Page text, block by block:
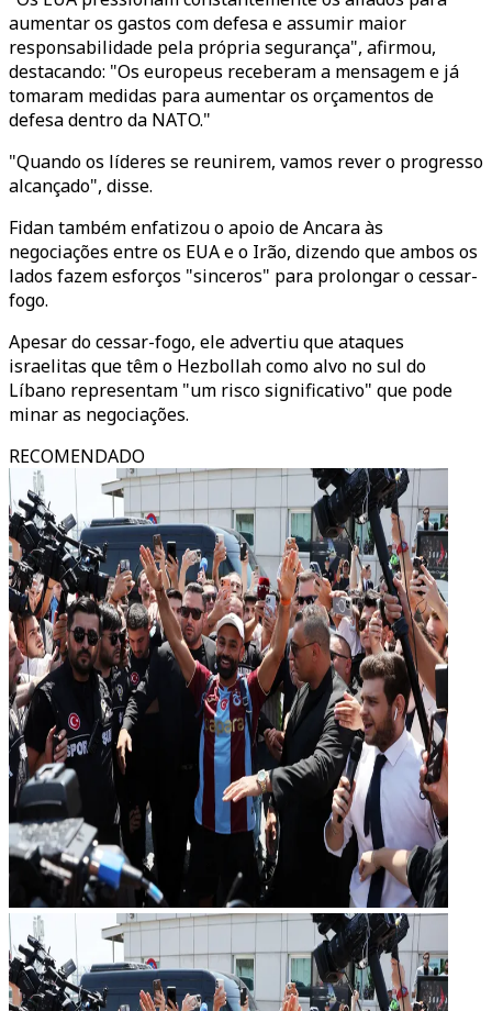
aumentar os gastos com defesa e assumir maior
responsabilidade pela própria segurança", afirmou,
destacando: "Os europeus receberam a mensagem e já
tomaram medidas para aumentar os orçamentos de
defesa dentro da NATO."
"Quando os líderes se reunirem, vamos rever o progresso
alcançado", disse.
Fidan também enfatizou o apoio de Ancara às
negociações entre os EUA e o Irão, dizendo que ambos os
lados fazem esforços "sinceros" para prolongar o cessar-
fogo.
Apesar do cessar-fogo, ele advertiu que ataques
israelitas que têm o Hezbollah como alvo no sul do
Líbano representam "um risco significativo" que pode
minar as negociações.
RECOMENDADO